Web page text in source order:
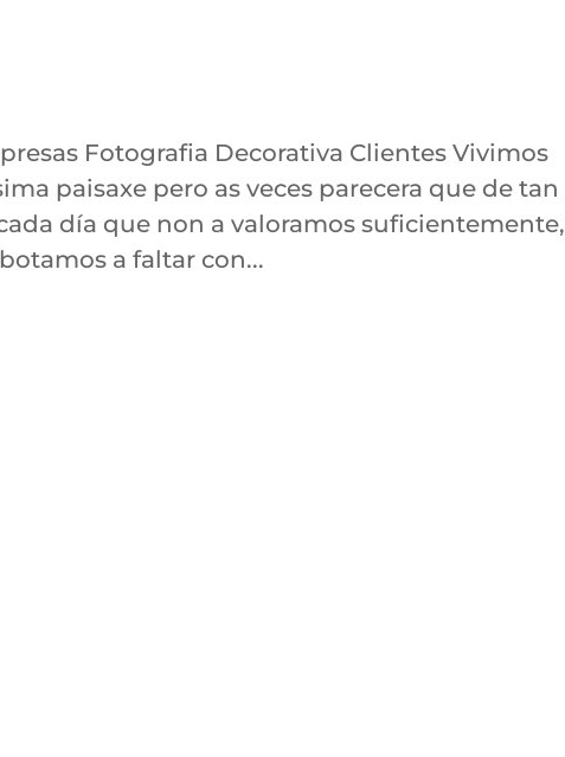
Fotografia Decorativa Clientes Vivimos
paisaxe pero as veces parecera que de tan
día que non a valoramos suficientemente,
a faltar con...